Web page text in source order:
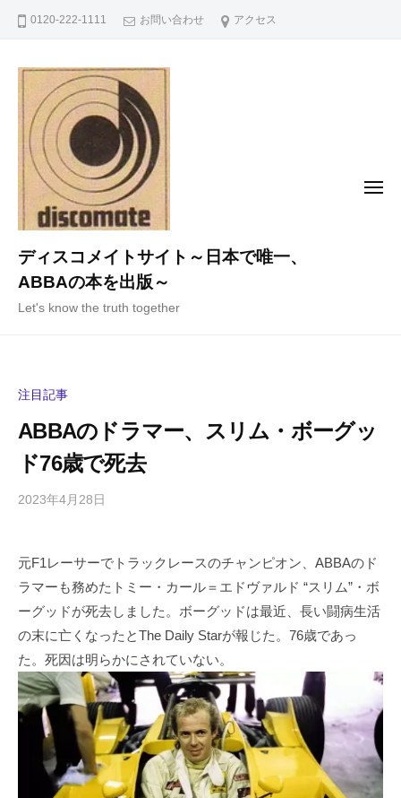
0120-222-1111 お問い合わせ アクセス
ディスコメイトサイト～日本で唯一、
ABBAの本を出版～
Let's know the truth together
メ
注目記事
ABBAのドラマー、スリム・ボーグッ
ド76歳で死去
2023年4月28日
i
g
a
i
y
a
m
a
の
コ
メ
ン
元F1レーサーでトラックレースのチャンピオン、ABBAのド
ラマーも務めたトミー・カール＝エドヴァルド “スリム”・ボ
ーグッドが死去しました。ボーグッドは最近、長い闘病生活
の末に亡くなったとThe Daily Starが報じた。76歳であっ
た。死因は明らかにされていない。